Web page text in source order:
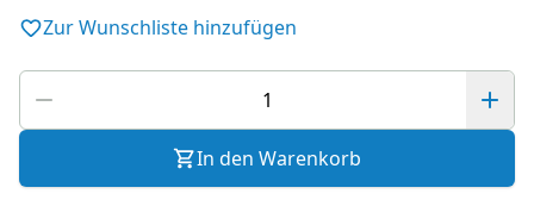
Zur Wunschliste hinzufügen
In den Warenkorb